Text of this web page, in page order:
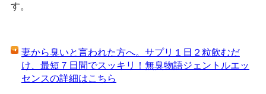
す。
妻から臭いと言われた方へ。サプリ１日２粒飲むだ
け、最短７日間でスッキリ！無臭物語ジェントルエッ
センスの詳細はこちら